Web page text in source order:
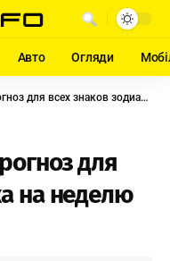
Авто Огляди
знаков зодиака на неделю с 13 по 19 мая
для
на неделю